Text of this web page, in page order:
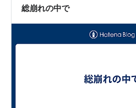
は株のことは忘れてゆっくり心と身…
総崩れの中で